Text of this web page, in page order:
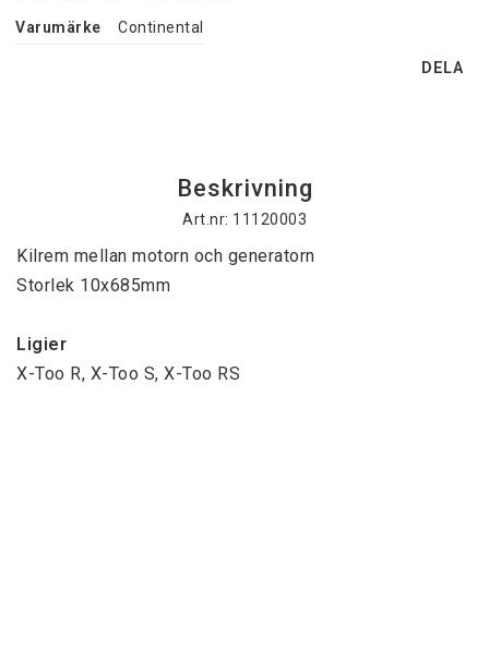
Varumärke Continental
DELA
Beskrivning
Art.nr: 11120003
Kilrem mellan motorn och generatorn
Storlek 10x685mm
Ligier
X-Too R, X-Too S, X-Too RS